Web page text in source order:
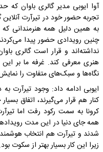
آوا ایوبی مدیر گالری باوان که
تجربه حضور خود در تیرآرت
به همین دلیل همه هنرمندانی که
چنین رویدادی حضور پیدا
نداشته‌اند و قرار است گالری
هنری معرفی کند. غرفه ما بر
نگاه‌ها و سبک‌های متفاوت را
ایوبی ادامه داد: وجود تیرآرت
کنار هم قرار می‌گیرند، اتفاق
کرونا به سمت رکود رفت اما
همه جای دنیا در این مدت
شدند و تیرآرت هم انتخاب
زیرا این کار بسیار بهتر از سکوت بود.